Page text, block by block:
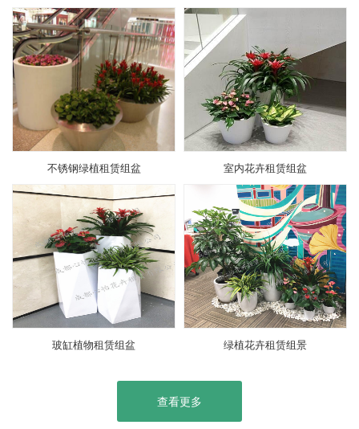
不锈钢绿植租赁组盆 室内花卉租赁组盆
玻缸植物租赁组盆 绿植花卉租赁组景
查看更多